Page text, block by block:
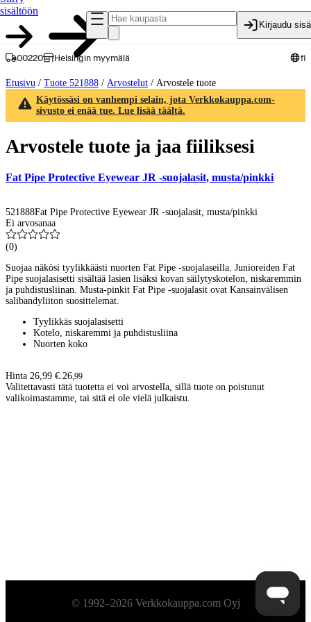
sisältöön
Kirjaudu
00220 Helsingin myymälä fi
Etusivu / Tuote 521888 / Arvostelut / Arvostele tuote
Käytössäsi on vanhempi selain, jota Verkkokauppa.com-
sivusto ei enää tue. Lue lisää täältä.
Arvostele tuote ja jaa fiiliksesi
Fat Pipe Protective Eyewear JR -suojalasit, musta/pinkki
521888Fat Pipe Protective Eyewear JR -suojalasit, musta/pinkki
Ei arvosanaa
(0)
Suojaa näkösi tyylikkäästi nuorten Fat Pipe -suojalaseilla. Junioreiden Fat
Pipe suojalasisetti sisältää lasien lisäksi kovan säilytyskotelon, niskaremmin
ja puhdistusliinan. Musta-pinkit Fat Pipe -suojalasit ovat Kansainvälisen
salibandyliiton suosittelemat.
Tyylikkäs suojalasisetti
Kotelo, niskaremmi ja puhdistusliina
Nuorten koko
Hinta 26,99 €. 26,99
Valitettavasti tätä tuotetta ei voi arvostella, sillä tuote on poistunut
valikoimastamme, tai sitä ei ole vielä julkaistu.
Alatunniste© 1992–2026 Verkkokauppa.com Oyj